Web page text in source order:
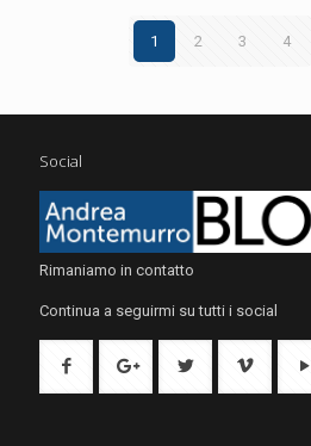
1 2 3 4
Social
Rimaniamo in contatto
Continua a seguirmi su tutti i social